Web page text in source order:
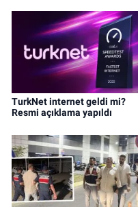
TurkNet internet geldi mi?
Resmi açıklama yapıldı